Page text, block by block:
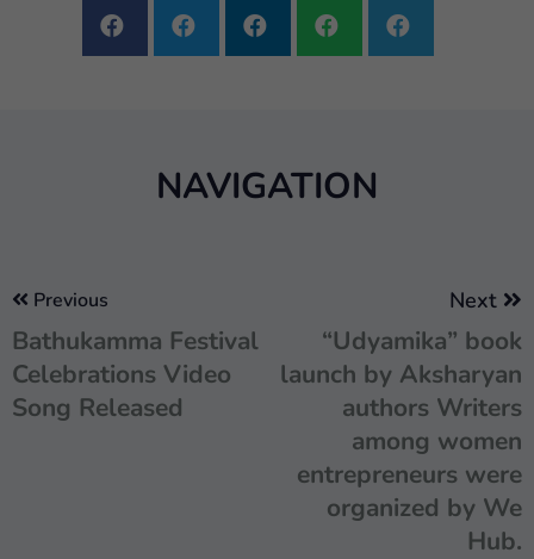
NAVIGATION
Previous
Bathukamma Festival
Celebrations Video
Song Released
Next
“Udyamika” book
launch by Aksharyan
authors Writers
among women
entrepreneurs were
organized by We
Hub.